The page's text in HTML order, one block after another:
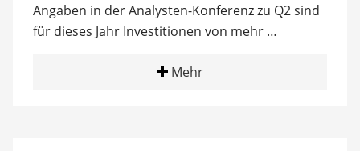
Angaben in der Analysten-Konferenz zu Q2 sind
für dieses Jahr Investitionen von mehr …
Mehr